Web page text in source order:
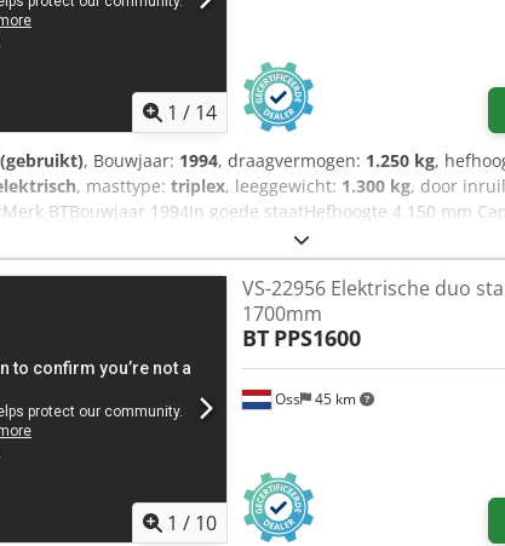
1 / 14
, Bouwjaar: 1994, draagvermogen: 1.250 kg,
, masttype: triplex, leeggewicht: 1.300 kg, door
BTBouwjaar 1994In goede staatHefhoogte 4.150 mm
xxxBatterijMet externe lader bekijk de video op YouTube
1 / 10
Oss 45 km
VS-22956 Elektrische duo
1700mm
BT PPS1600